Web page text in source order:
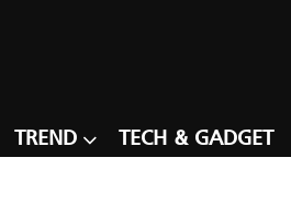
TREND TECH & GADGET